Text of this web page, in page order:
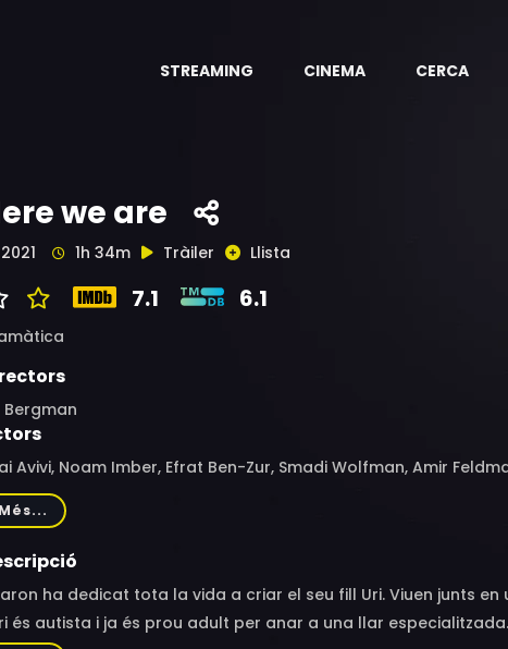
STREAMING CINEMA CERCA
we are
2021 1h 34m Tràiler Llista
7.1 6.1
Bergman
Avivi, Noam Imber, Efrat Ben-Zur, Smadi Wolfman, Amir
Avraham Shalom Levi, Omri Levi, Avi Madar, Roni
Més...
ha dedicat tota la vida a criar el seu fill Uri. Viuen junts
és autista i ja és prou adult per anar a una llar especialitzada.